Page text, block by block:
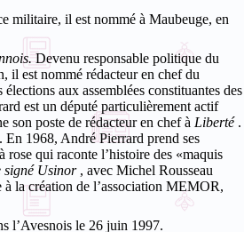
militaire, il est nommé à Maubeuge, en
Devenu responsable politique du
il est nommé rédacteur en chef du
aux assemblées constituantes des
est un député particulièrement actif
son poste de rédacteur en chef à Liberté .
En 1968, André Pierrard prend ses
rose qui raconte l’histoire des «maquis
signé Usinor , avec Michel Rousseau
la création de l’association MEMOR,
l’Avesnois le 26 juin 1997.